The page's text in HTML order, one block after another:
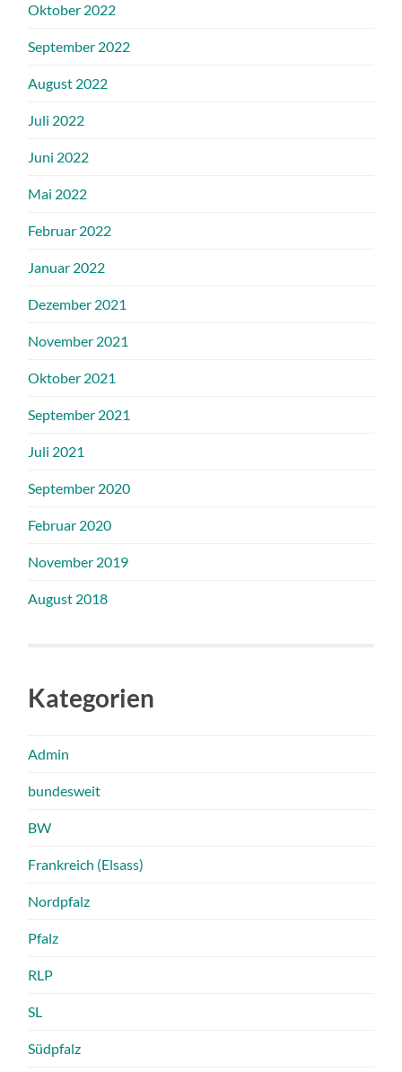
Oktober 2022
September 2022
August 2022
Juli 2022
Juni 2022
Mai 2022
Februar 2022
Januar 2022
Dezember 2021
November 2021
Oktober 2021
September 2021
Juli 2021
September 2020
Februar 2020
November 2019
August 2018
Kategorien
Admin
bundesweit
BW
Frankreich (Elsass)
Nordpfalz
Pfalz
RLP
SL
Südpfalz